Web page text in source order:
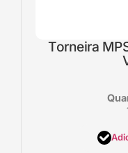
Torneira